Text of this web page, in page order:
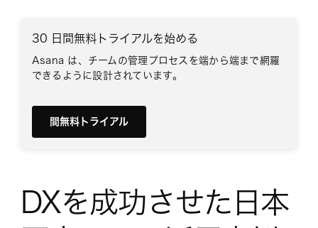
30 日間無料トライアルを始める
Asana は、チームの管理プロセスを端から端まで網羅
できるように設計されています。
間無料トライアル
DXを成功させた日本